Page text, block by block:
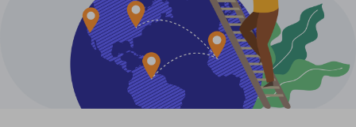
Anzeigenüberprüfung
Web Scraping und Crawling
KOSTENLOSE WERKZEUGE
Proxy-Checker
Blog
Benutzerhandbuch
中文
English
Genießen 77 % Rabatt und handeln Sie jetzt!
Wohnimmobilien $0/GB Unbegrenzt $0/Tag